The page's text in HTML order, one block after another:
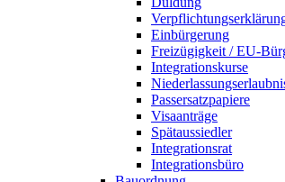
Einbürgerung
Freizügigkeit / EU-
Integrationskurse
Passersatzpapiere
Visaanträge
Spätaussiedler
Integrationsrat
Integrationsbüro